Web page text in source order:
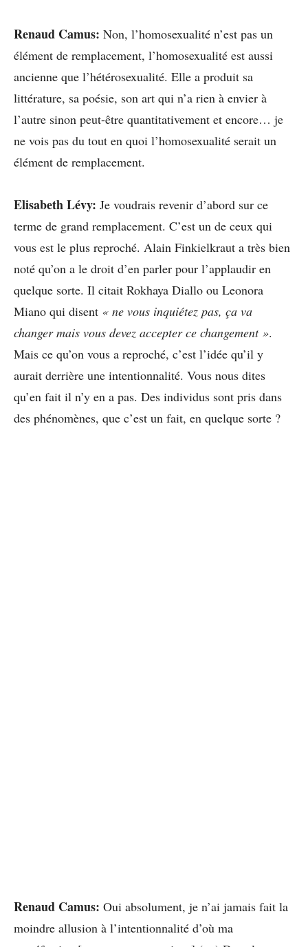
Renaud Camus: Non, l’homosexualité n’est pas un
élément de remplacement, l’homosexualité est aussi
ancienne que l’hétérosexualité. Elle a produit sa
littérature, sa poésie, son art qui n’a rien à envier à
l’autre sinon peut-être quantitativement et encore… je
ne vois pas du tout en quoi l’homosexualité serait un
élément de remplacement.
Elisabeth Lévy: Je voudrais revenir d’abord sur ce
terme de grand remplacement. C’est un de ceux qui
vous est le plus reproché. Alain Finkielkraut a très bien
noté qu’on a le droit d’en parler pour l’applaudir en
quelque sorte. Il citait Rokhaya Diallo ou Leonora
Miano qui disent « ne vous inquiétez pas, ça va
changer mais vous devez accepter ce changement ».
Mais ce qu’on vous a reproché, c’est l’idée qu’il y
aurait derrière une intentionnalité. Vous nous dites
qu’en fait il n’y en a pas. Des individus sont pris dans
des phénomènes, que c’est un fait, en quelque sorte ?
Renaud Camus: Oui absolument, je n’ai jamais fait la
moindre allusion à l’intentionnalité d’où ma